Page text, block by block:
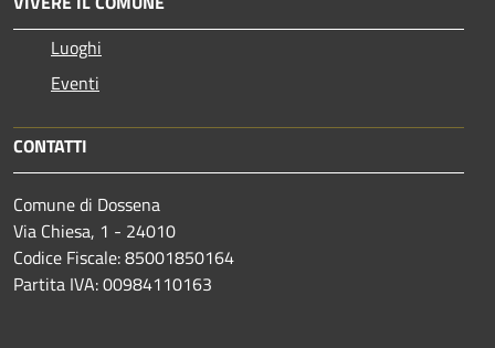
Luoghi
Eventi
CONTATTI
Comune di Dossena
Via Chiesa, 1 - 24010
Codice Fiscale: 85001850164
Partita IVA: 00984110163